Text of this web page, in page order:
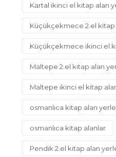
Kartal ikinci el kitap alan
Küçükçekmece 2.el
Küçükçekmece ikinci el
Maltepe 2.el kitap alan
Maltepe ikinci el kitap
osmanlıca kitap alan
osmanlıca kitap alanlar
Pendik 2.el kitap alan